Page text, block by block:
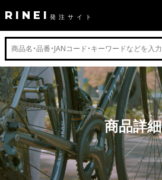
RINEI 発注サイト
商品詳細